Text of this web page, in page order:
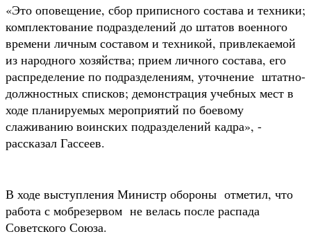
«Это оповещение, сбор приписного состава и техники;
комплектование подразделений до штатов военного
времени личным составом и техникой, привлекаемой
из народного хозяйства; прием личного состава, его
распределение по подразделениям, уточнение штатно-
должностных списков; демонстрация учебных мест в
ходе планируемых мероприятий по боевому
слаживанию воинских подразделений кадра», -
рассказал Гассеев.
В ходе выступления Министр обороны отметил, что
работа с мобрезервом не велась после распада
Советского Союза.